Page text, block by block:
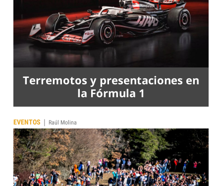
Terremotos y presentaciones en
la Fórmula 1
EVENTOS | Raúl Molina